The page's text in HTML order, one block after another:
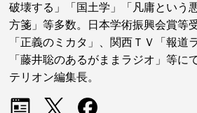
破壊する」「国土学」「凡庸という
方箋」等多数。日本学術振興会賞等
「正義のミカタ」、関西ＴＶ「報道
「藤井聡のあるがままラジオ」等に
テリオン編集長。